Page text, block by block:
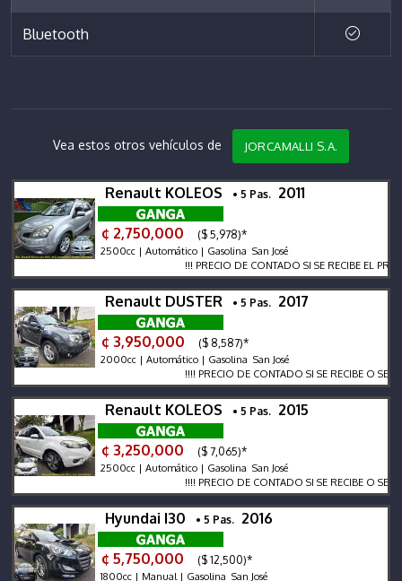
Bluetooth
Vea estos otros vehículos de JORCAMALLI S.A.
Renault KOLEOS • 5 Pas. 2011
¢ 2,750,000 ($ 5,978)*
2500cc | Automático | Gasolina San José
!!! PRECIO DE CONTADO SI SE RECIBE EL PRECIO
Renault DUSTER • 5 Pas. 2017
¢ 3,950,000 ($ 8,587)*
2000cc | Automático | Gasolina San José
!!!! PRECIO DE CONTADO SI SE RECIBE O SE
Renault KOLEOS • 5 Pas. 2015
¢ 3,250,000 ($ 7,065)*
2500cc | Automático | Gasolina San José
!!!! PRECIO DE CONTADO SI SE RECIBE O SE
Hyundai I30 • 5 Pas. 2016
¢ 5,750,000 ($ 12,500)*
1800cc | Manual | Gasolina San José